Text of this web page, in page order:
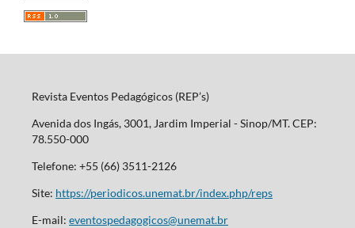
Revista Eventos Pedagógicos (REP’s)
Avenida dos Ingás, 3001, Jardim Imperial - Sinop/MT. CEP:
78.550-000
Telefone: +55 (66) 3511-2126
Site: https://periodicos.unemat.br/index.php/reps
E-mail: eventospedagogicos@unemat.br